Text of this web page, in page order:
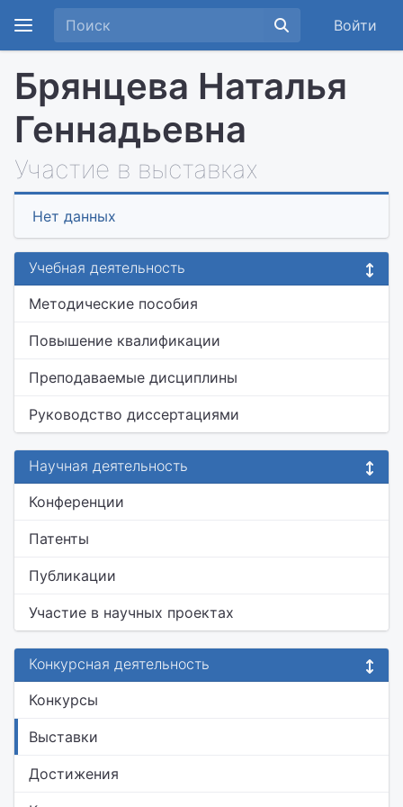
Войти
Брянцева Наталья
Геннадьевна
Участие в выставках
Нет данных
Учебная деятельность
Методические пособия
Повышение квалификации
Преподаваемые дисциплины
Руководство диссертациями
Научная деятельность
Конференции
Патенты
Публикации
Участие в научных проектах
Конкурсная деятельность
Конкурсы
Выставки
Достижения